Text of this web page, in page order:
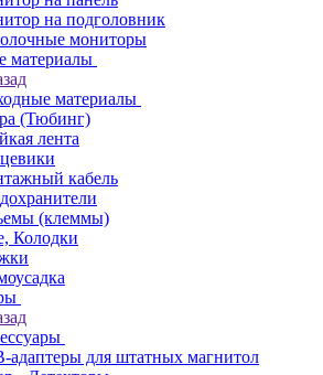
на подголовник
мониторы
материалы
материалы
(Тюбинг)
лента
кабель
(клеммы)
Колодки
адаптеры для штатных магнитол